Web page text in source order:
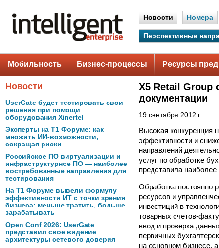
Новости Номера
Перспективные
Мобильность Бизнес-процессы Ресурсы
Новости
UserGate будет тестировать свои
решения при помощи
оборудования Xinertel
Эксперты на Т1 Форуме: как
множить ИИ-возможности,
сокращая риски
Российское ПО виртуализации и
инфраструктурное ПО — наиболее
востребованные направления для
тестирования
На Т1 Форуме вывели формулу
эффективности ИТ с точки зрения
бизнеса: меньше тратить, больше
зарабатывать
Open Conf 2026: UserGate
представил свое видение
архитектуры сетевого доверия
X5 Retail Group
документации
19 сентября 2012 г.
Высокая конкуренция
эффективности и
направлений
услуг по обработке
представила
Обработка постоянно
ресурсов и
инвестиций в
товарных счетов-
ввод и проверка
первичных
на основном бизнесе,